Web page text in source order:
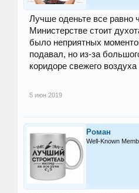
Лучше оденьте все равно
Министерстве стоит
было неприятных
подавал, но из-за
коридоре свежего
5 июн 2019
Роман
Well-Known